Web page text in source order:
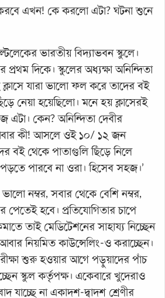
এখন! কে করলো এটা? ঘটনা শুনে
ভারতীয় বিদ্যাভবন স্কুলে।
দিকে। স্কুলের অধ্যক্ষা অনিন্দিতা
ক্লাসে যারা ভালো ফল করে তাদের বই
নেয়া হয়েছিলো। মনে হয় ক্লাসেরই
এটা। কেন? অনিন্দিতা দেবীর
আবার কী! আসলে ওই ১০/ ১২ জন
বই থেকে পাতাগুলি ছিঁড়ে নিলে
পারবে না ওরা। হিসেব সহজ।’
নম্বর, সবার থেকে বেশি নম্বর,
পেতেই হবে। প্রতিযোগিতার চাপে
তাই মেডিটেশনের সাহায্য নিচ্ছেন
নিয়মিত কাউন্সেলিং-ও করাচ্ছেন।
শুরু হওয়ার আগে পড়ুয়াদের পাঁচ
স্কুল কর্তৃপক্ষ। একেবারে খুদেরাও
যাচ্ছে না একাদশ-দ্বাদশ শ্রেণীর